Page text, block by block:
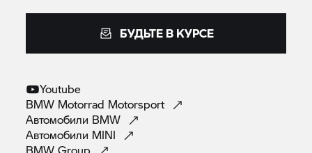
БУДЬТЕ В КУРСЕ
Youtube
BMW Motorrad Motorsport
Автомобили BMW
Автомобили MINI
BMWGroup